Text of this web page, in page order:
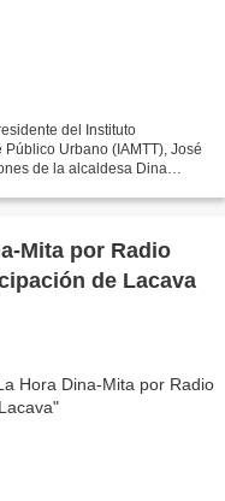
del Instituto
Urbano (IAMTT), José
de la alcaldesa Dina
Mita por Radio
de Lacava